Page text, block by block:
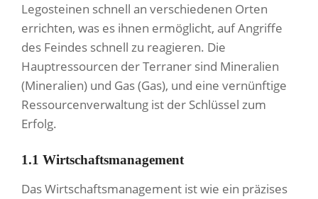
Legosteinen schnell an verschiedenen Orten
errichten, was es ihnen ermöglicht, auf Angriffe
des Feindes schnell zu reagieren. Die
Hauptressourcen der Terraner sind Mineralien
(Mineralien) und Gas (Gas), und eine vernünftige
Ressourcenverwaltung ist der Schlüssel zum
Erfolg.
1.1 Wirtschaftsmanagement
Das Wirtschaftsmanagement ist wie ein präzises